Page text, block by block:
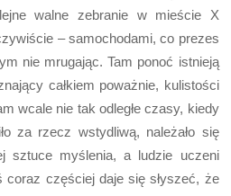
walne zebranie w mieście X
– samochodami, co prezes
nie mrugając. Tam ponoć istnieją
całkiem poważnie, kulistości
wcale nie tak odległe czasy, kiedy
za rzecz wstydliwą, należało się
sztuce myślenia, a ludzie uczeni
częściej daje się słyszeć, że